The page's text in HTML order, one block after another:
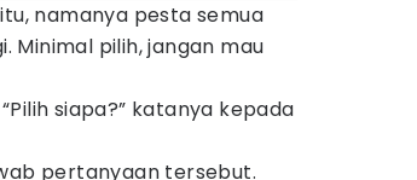
namanya pesta semua
Minimal pilih, jangan mau
siapa?” katanya kepada
pertanyaan tersebut.